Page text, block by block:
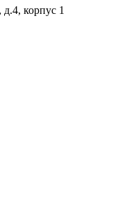
корпус 1